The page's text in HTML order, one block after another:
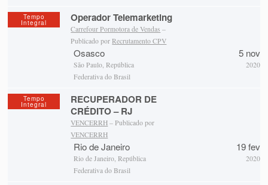
Tempo
Integral Operador Telemarketing
Carrefour Pormotora de Vendas –
Publicado porRecrutamento CPV
Osasco
São Paulo, República
Federativa do Brasil
5 nov
2020
Tempo
Integral
RECUPERADOR DE
CRÉDITO – RJ
VENCERRH – Publicado por
VENCERRH
Rio de Janeiro
Rio de Janeiro, República
Federativa do Brasil
19 fev
2020